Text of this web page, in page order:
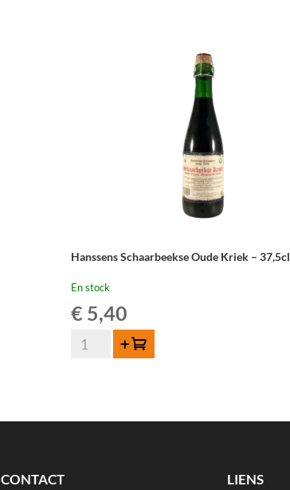
Hanssens Schaarbeekse Oude Kriek – 37,5cl
En stock
€ 5,40
quantité
Ajouter au panier
CONTACT LIENS